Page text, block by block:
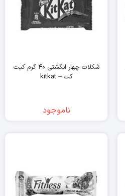
شکلات چهار انگشتی ۴۰ گرم کیت
کت – kitkat
ناموجود